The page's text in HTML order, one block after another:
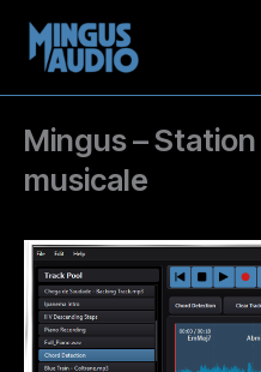
Aller
Mingus –
musicale